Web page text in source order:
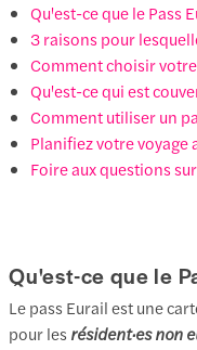
Qu'est-ce que le Pass
3 raisons pour
Comment choisir
Qu'est-ce qui est
Comment utiliser un
Planifiez votre voyage
Foire aux questions
Qu'est-ce que le
Le pass Eurail est une
pour les résident·es non